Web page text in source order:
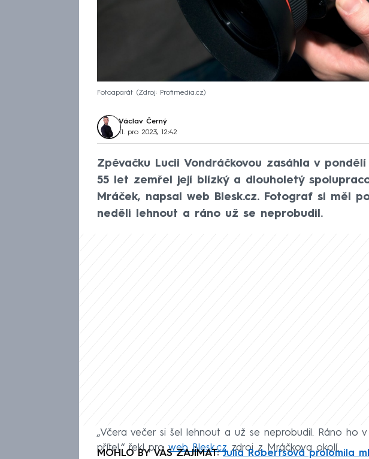
Fotoaparát Zdroj: Profimedia.cz
Václav Černý
11. pro 2023, 12:42
Zpěvačku Lucii Vondráčkovou zasáhla v
55 let zemřel její blízký a dlouholetý
Mráček, napsal web Blesk.cz. Fotograf si měl
neděli lehnout a ráno už se neprobudil.
„Včera večer si šel lehnout a už se neprobudil. Ráno ho
přítel,“ řekl proweb Blesk.cz zdroj z Mráčkova okolí.
MOHLO BY VÁS ZAJÍMAT:Julia Robertsová prolomila